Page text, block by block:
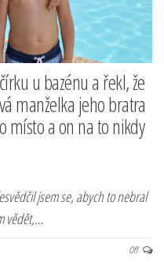
u bazénu a řekl, že
manželka jeho bratra
místo a on na to nikdy
jsem se, abych to nebral
vědět,…
Off